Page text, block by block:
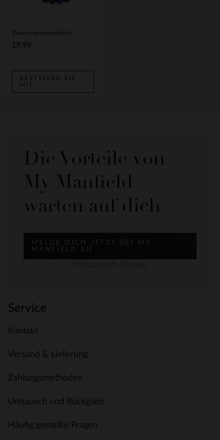
Blaues Herrenarmband
19.99
BESTELLEN SIE
MIT
Die Vorteile von
My Manfield
warten auf dich
MELDE DICH JETZT BEI MY
MANFIELD AN
Service
Kontakt
Versand & Lieferung
Zahlungsmethoden
Umtausch und Rückgabe
Häufig gestellte Fragen